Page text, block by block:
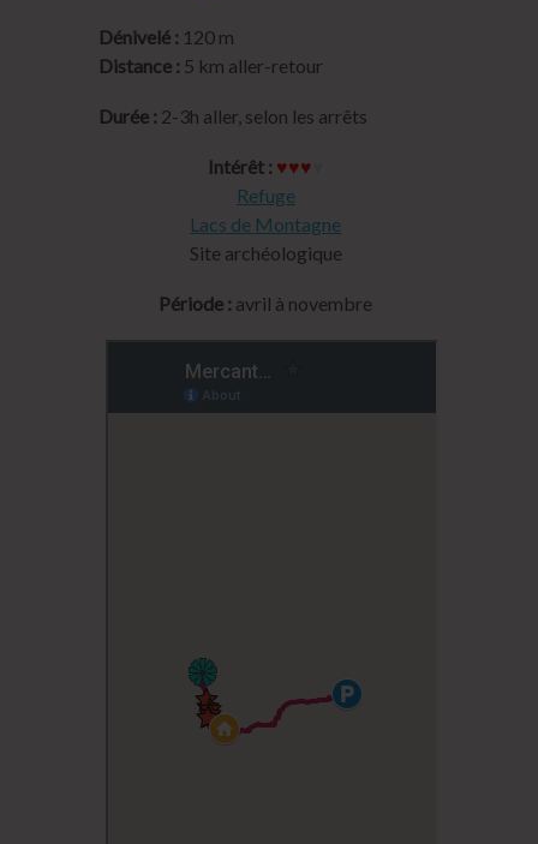
Dénivelé : 120 m
Distance : 5 km aller-retour
Durée : 2-3h aller, selon les arrêts
Intérêt : ♥♥♥
Refuge
Lacs de Montagne
Site archéologique
Période : avril à novembre